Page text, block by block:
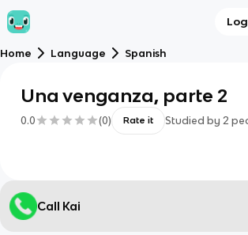
Home Language Spanish
Una venganza, parte 2
0.0 (0) Rate it Studied by 2
Call Kai